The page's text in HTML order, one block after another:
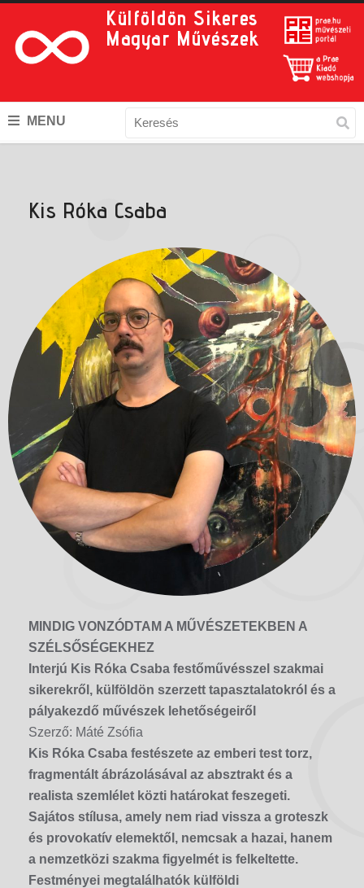
Külföldön Sikeres
Magyar Művészek
MENU
Kis Róka Csaba
MINDIG VONZÓDTAM A MŰVÉSZETEKBEN A
SZÉLSŐSÉGEKHEZ
Interjú Kis Róka Csaba festőművésszel szakmai
sikerekről, külföldön szerzett tapasztalatokról és a
pályakezdő művészek lehetőségeiről
Szerző: Máté Zsófia
Kis Róka Csaba festészete az emberi test torz,
fragmentált ábrázolásával az absztrakt és a
realista szemlélet közti határokat feszegeti.
Sajátos stílusa, amely nem riad vissza a groteszk
és provokatív elemektől, nemcsak a hazai, hanem
a nemzetközi szakma figyelmét is felkeltette.
Festményei megtalálhatók külföldi